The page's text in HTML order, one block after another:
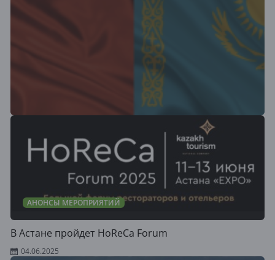
АНОНСЫ МЕРОПРИЯТИЙ
В Астане пройдет HoReCa Forum
04.06.2025